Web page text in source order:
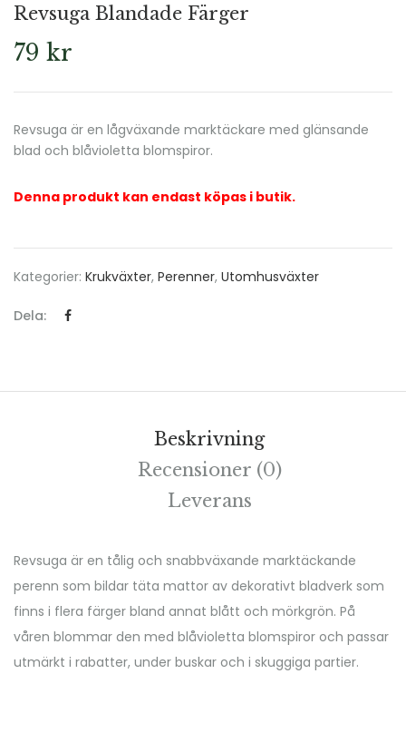
Revsuga Blandade Färger
79 kr
Revsuga är en lågväxande marktäckare med glänsande
blad och blåvioletta blomspiror.
Denna produkt kan endast köpas i butik.
Kategorier: Krukväxter, Perenner, Utomhusväxter
Dela:
Beskrivning
Recensioner (0)
Leverans
Revsuga är en tålig och snabbväxande marktäckande
perenn som bildar täta mattor av dekorativt bladverk som
finns i flera färger bland annat blått och mörkgrön. På
våren blommar den med blåvioletta blomspiror och passar
utmärkt i rabatter, under buskar och i skuggiga partier.